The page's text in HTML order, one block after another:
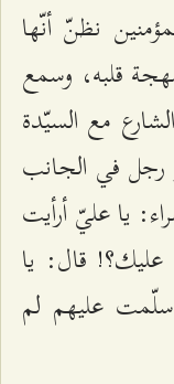
نظنّ أنّها
قلبه، وسمع
مع السيّدة
رجل في الجانب
يا عليّ أرأيت
عليك؟! قال: يا
عليهم لم